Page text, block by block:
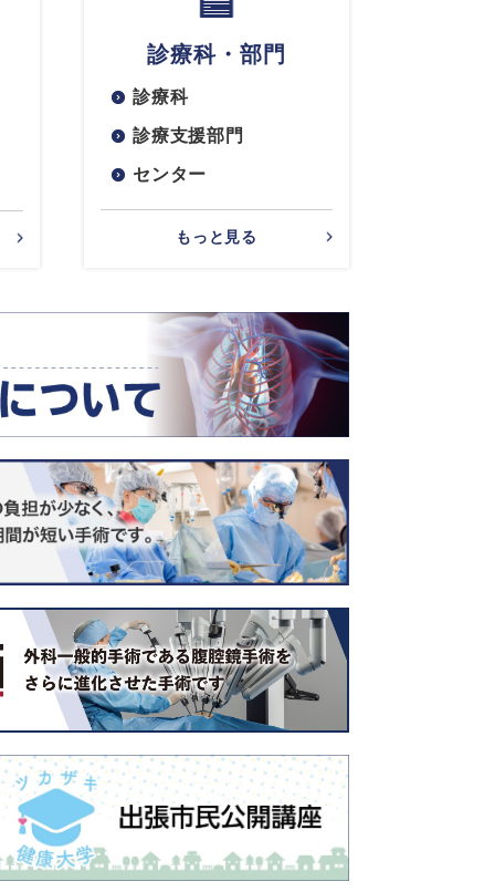
診療科・部門
診療科
診療支援部門
センター
もっと見る